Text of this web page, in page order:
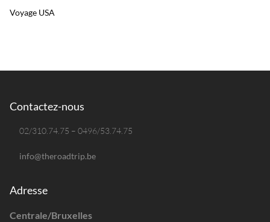
Voyage USA
Contactez-nous
02/310.74.75 – 0496/53.74.75
info@theroadtrip.be
Adresse
Centrale/Bruxelles